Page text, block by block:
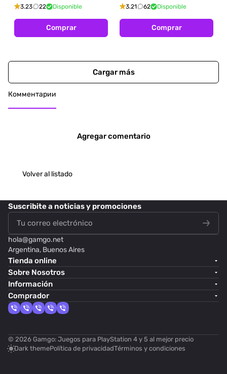
3.23 22 Disponible
Comprar
3.21 62 Disponible
Comprar
Cargar más
Комментарии
Agregar comentario
Volver al listado
Suscribitea noticias y promociones
hola@gamgo.net
Argentina, Buenos Aires
Tienda online
Sobre Nosotros
Información
Comprador
© 2026 Gamgo: Juegos para PlayStation 4 y 5 al mejor precio
Dark themePolítica de privacidadTérminos y condiciones